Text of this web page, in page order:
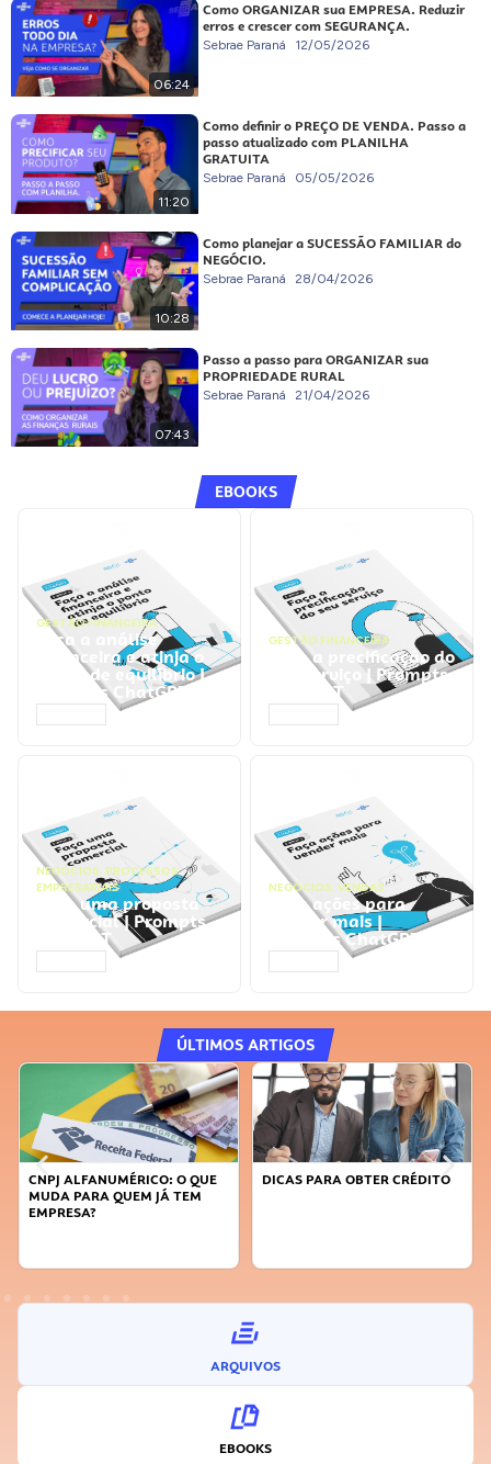
06:24
Como ORGANIZAR sua EMPRESA. Reduzir
erros e crescer com SEGURANÇA.
Sebrae Paraná 12/05/2026
11:20
Como definir o PREÇO DE VENDA. Passo a
passo atualizado com PLANILHA
GRATUITA
Sebrae Paraná 05/05/2026
10:28
Como planejar a SUCESSÃO FAMILIAR do
NEGÓCIO.
Sebrae Paraná 28/04/2026
07:43
Passo a passo para ORGANIZAR sua
PROPRIEDADE RURAL
Sebrae Paraná 21/04/2026
EBOOKS
GESTÃO FINANCEIRA
Faça a análise
financeira e atinja o
ponto de equilíbrio |
Prompts ChatGPT
GESTÃO FINANCEIRA
Faça a precificação do
seu serviço | Prompts
ChatGPT
NEGÓCIOS, PROCESSOS
EMPRESARIAIS
Faça uma proposta
comercial | Prompts
ChatGPT
NEGÓCIOS, VENDAS
Faça ações para
vender mais |
Prompts ChatGPT
ÚLTIMOS ARTIGOS
DICAS PARA OBTER CRÉDITO
FAÇA A DIFERENÇA: SEJA
ARQUIVOS
EBOOKS